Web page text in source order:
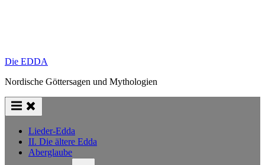
Die EDDA
Nordische Göttersagen und Mythologien
Lieder-Edda
II. Die ältere Edda
Aberglaube